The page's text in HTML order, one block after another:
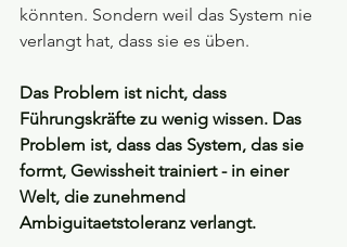
könnten. Sondern weil das System nie
verlangt hat, dass sie es üben.
Das Problem ist nicht, dass
Führungskräfte zu wenig wissen. Das
Problem ist, dass das System, das sie
formt, Gewissheit trainiert - in einer
Welt, die zunehmend
Ambiguitaetstoleranz verlangt.